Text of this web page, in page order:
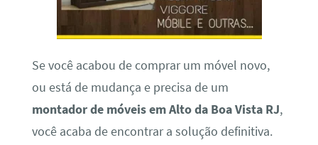
Se você acabou de comprar um móvel novo,
ou está de mudança e precisa de um
montador de móveis em Alto da Boa Vista RJ,
você acaba de encontrar a solução definitiva.